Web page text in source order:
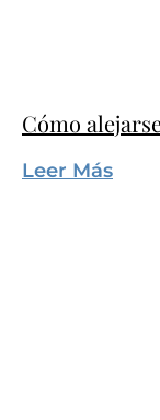
Cómo
Leer Más